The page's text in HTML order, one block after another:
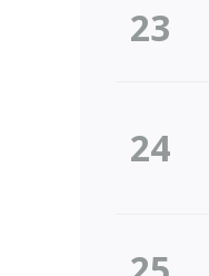
23
24